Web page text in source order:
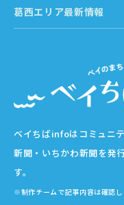
ベイちばinfoはコミュニ
新聞・いちかわ新聞を発
す。
※制作チームで記事内容は確認
葛西エリア最新情報